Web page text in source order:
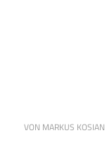
VON MARKUS KOSIAN